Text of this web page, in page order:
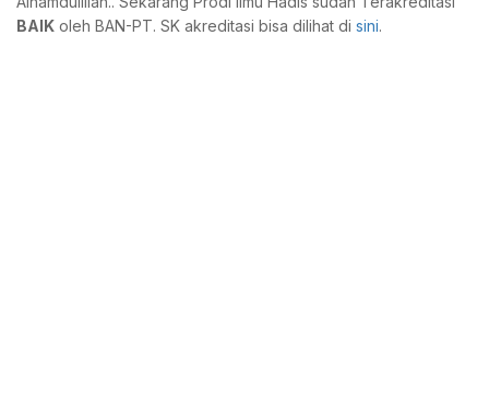
BAIK oleh BAN-PT. SK akreditasi bisa dilihat di sini.